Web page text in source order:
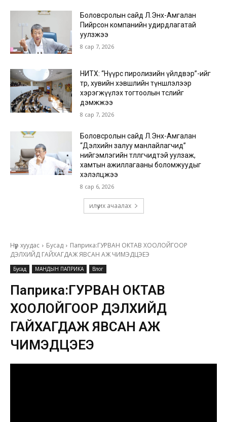
Боловсролын сайд Л.Энх-Амгалан
Пийрсон компанийн удирдлагатай
уулзжээ
8 сар 7, 2026
НИТХ: “Нүүрс пиролизийн үйлдвэр”-ийг
төр, хувийн хэвшлийн түншлэлээр
хэрэгжүүлэх тогтоолын төслийг
дэмжжээ
8 сар 7, 2026
Боловсролын сайд Л.Энх-Амгалан
“Дэлхийн залуу манлайлагчид”
нийгэмлэгийн төлөөлөгчидтэй уулзаж,
хамтын ажиллагааны боломжуудыг
хэлэлцжээ
8 сар 6, 2026
илүү их ачаалах